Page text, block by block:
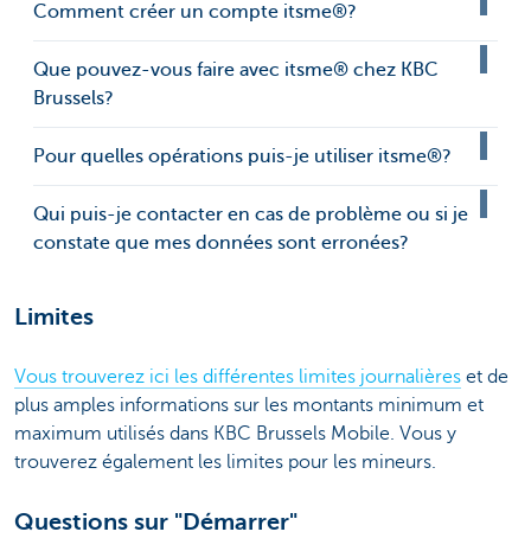
Comment créer un compte itsme®?
Que pouvez-vous faire avec itsme® chez KBC
Brussels?
Pour quelles opérations puis-je utiliser itsme®?
Qui puis-je contacter en cas de problème ou si je
constate que mes données sont erronées?
Limites
Vous trouverez ici les différentes limites journalières et de
plus amples informations sur les montants minimum et
maximum utilisés dans KBC Brussels Mobile. Vous y
trouverez également les limites pour les mineurs.
Questions sur "Démarrer"